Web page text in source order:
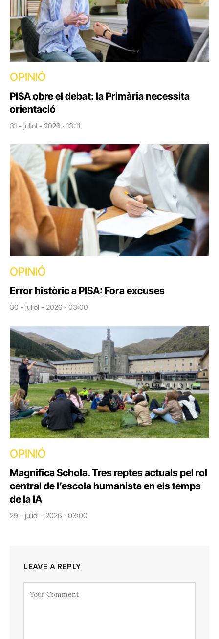
OPINIÓ
PISA obre el debat: la Primària necessita
orientació
31 - juliol - 2026 · 13:11
OPINIÓ
Error històric a PISA: Fora excuses
30 - juliol - 2026 · 03:00
OPINIÓ
Magnifica Schola. Tres reptes actuals pel rol
central de l’escola humanista en els temps
de la IA
29 - juliol - 2026 · 03:00
LEAVE A REPLY